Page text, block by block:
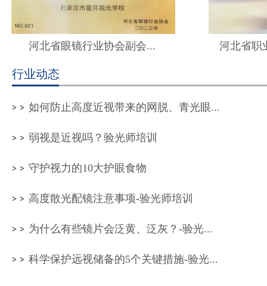
河北省眼镜行业协会副会... 河北省职
行业动态
如何防止高度近视带来的网脱、青光眼...
弱视是近视吗？验光师培训
守护视力的10大护眼食物
高度散光配镜注意事项-验光师培训
为什么有些镜片会泛黄、泛灰？-验光...
科学保护远视储备的5个关键措施-验光...